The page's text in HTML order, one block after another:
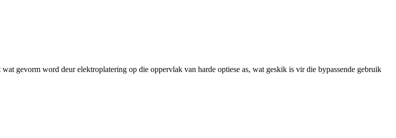
gevorm word deur elektroplatering op die oppervlak van harde optiese as, wat geskik is vir die bypassende gebruik